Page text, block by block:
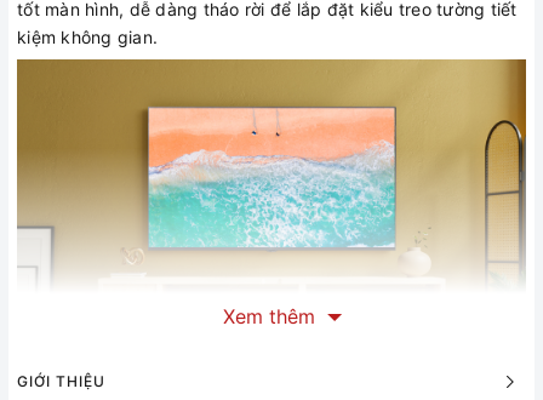
tốt màn hình, dễ dàng tháo rời để lắp đặt kiểu treo tường tiết
kiệm không gian.
Xem thêm
GIỚI THIỆU